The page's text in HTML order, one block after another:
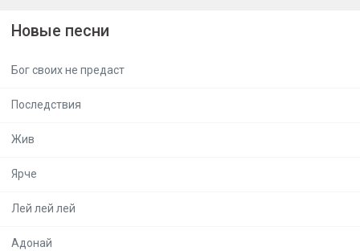
Новые песни
Бог своих не предаст
Последствия
Жив
Ярче
Лей лей лей
Адонай